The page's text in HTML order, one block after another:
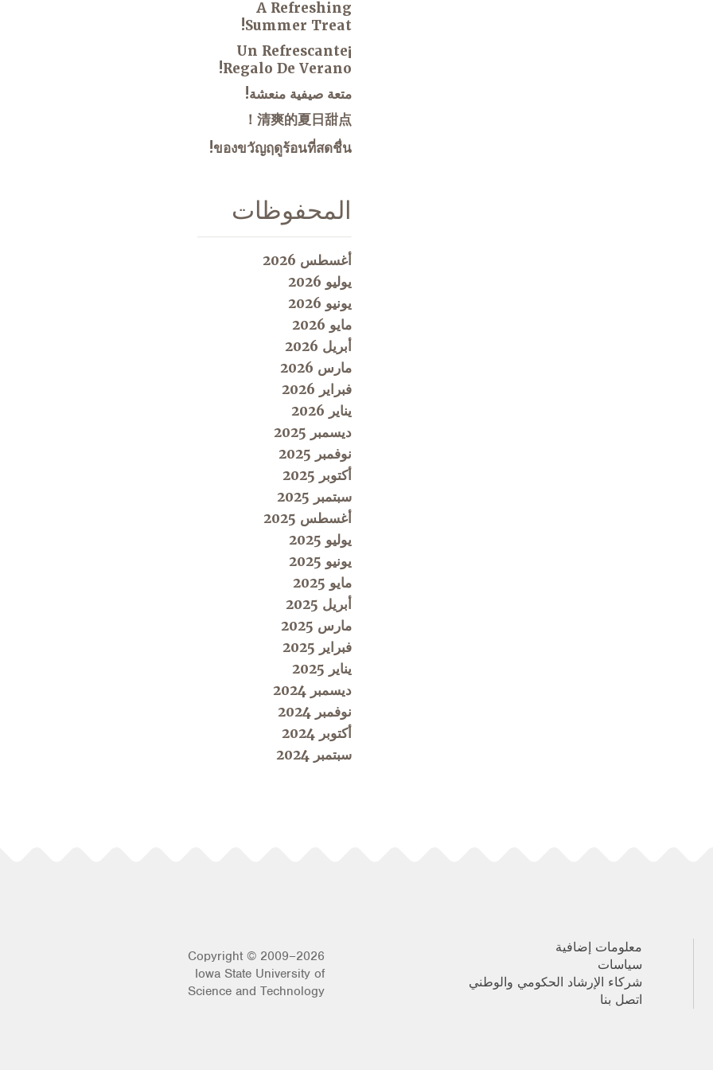
A Refreshing
Summer Treat!
¡Un Refrescante
Regalo De Verano!
متعة صيفية منعشة!
清爽的夏日甜点！
ของขวัญฤดูร้อนที่สดชื่น!
المحفوظات
أغسطس 2026
يوليو 2026
يونيو 2026
مايو 2026
أبريل 2026
مارس 2026
فبراير 2026
يناير 2026
ديسمبر 2025
نوفمبر 2025
أكتوبر 2025
سبتمبر 2025
أغسطس 2025
يوليو 2025
يونيو 2025
مايو 2025
أبريل 2025
مارس 2025
فبراير 2025
يناير 2025
ديسمبر 2024
نوفمبر 2024
أكتوبر 2024
سبتمبر 2024
معلومات إضافية
سياسات
شركاء الإرشاد الحكومي والوطني
اتصل بنا
Copyright © 2009–2026
Iowa State University of
Science and Technology